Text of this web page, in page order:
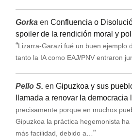
Gorka en Confluencia o
spoiler de la rendición moral y
“Lizarra-Garazi fué un buen ejemplo
tanto la IA como EAJ/PNV entraron
Pello S. en Gipuzkoa y sus
llamada a renovar la democracia
precisamente porque en muchos
Gipuzkoa la práctica hegemonista
más facilidad, debido a…”